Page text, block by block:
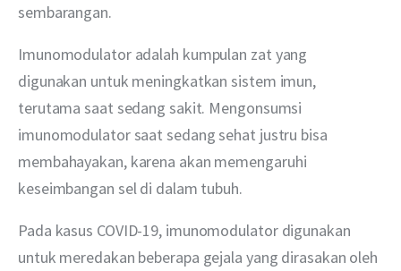
sembarangan.
Imunomodulator adalah kumpulan zat yang
digunakan untuk meningkatkan sistem imun,
terutama saat sedang sakit. Mengonsumsi
imunomodulator saat sedang sehat justru bisa
membahayakan, karena akan memengaruhi
keseimbangan sel di dalam tubuh.
Pada kasus COVID-19, imunomodulator digunakan
untuk meredakan beberapa gejala yang dirasakan oleh